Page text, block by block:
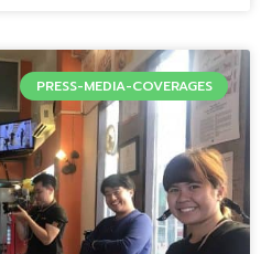
PRESS-MEDIA-COVERAGES